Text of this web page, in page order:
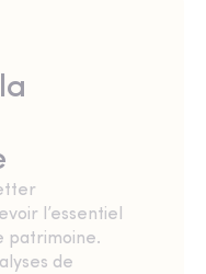
l’essentiel
patrimoine.
de